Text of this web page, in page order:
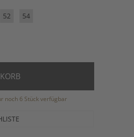
52
54
noch 6 Stück verfügbar